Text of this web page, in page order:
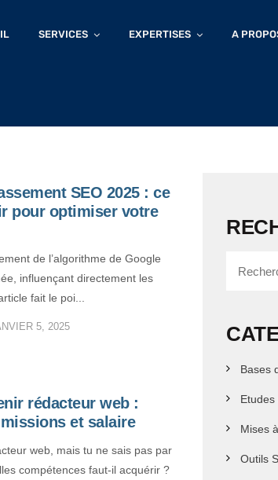
SERVICES EXPERTISES A
RÉDACTION WEB
critères des moteurs de recherche et
SEO 2025 : ce
pour optimiser votre
de l’algorithme de Google
influençant directement les
fait le poi...
5, 2025
rédacteur web :
et salaire
web, mais tu ne sais pas par
compétences faut-il acquérir ?
Bases
Etudes
Mises
Outils